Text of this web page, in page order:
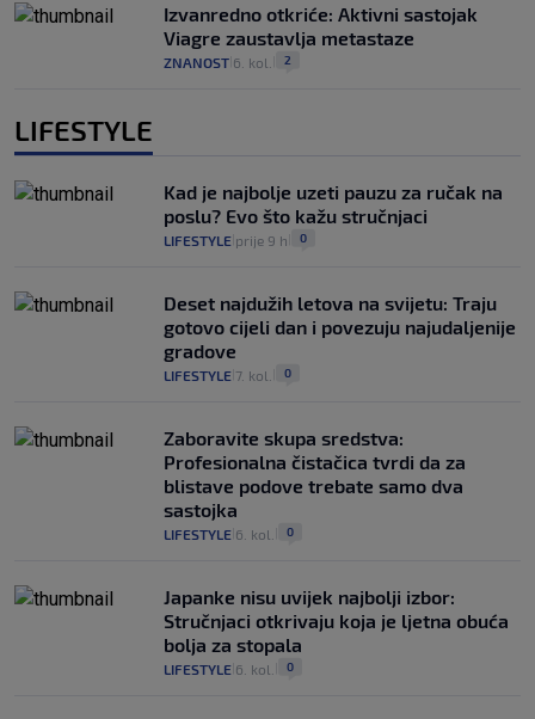
Izvanredno otkriće: Aktivni sastojak
Viagre zaustavlja metastaze
ZNANOST 6. kol. 2
LIFESTYLE
Kad je najbolje uzeti pauzu za ručak na
poslu? Evo što kažu stručnjaci
LIFESTYLE prije 9 h 0
Deset najdužih letova na svijetu: Traju
gotovo cijeli dan i povezuju najudaljenije
gradove
LIFESTYLE 7. kol. 0
Zaboravite skupa sredstva:
Profesionalna čistačica tvrdi da za
blistave podove trebate samo dva
sastojka
LIFESTYLE 6. kol. 0
Japanke nisu uvijek najbolji izbor:
Stručnjaci otkrivaju koja je ljetna obuća
bolja za stopala
LIFESTYLE 6. kol. 0